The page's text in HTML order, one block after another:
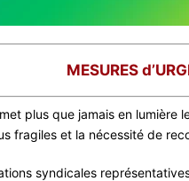
MESURES
plus que jamais en lumière
fragiles et la nécessité de
syndicales